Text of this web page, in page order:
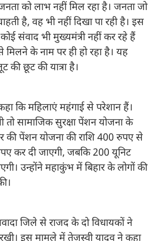
को लाभ नहीं मिल रहा है। जनता जो
है, वह भी नहीं दिखा पा रही है। इस
संवाद भी मुख्यमंत्री नहीं कर रहे हैं
के नाम पर ही हो रहा है। यह
की छूट की यात्रा है।
कि महिलाएं महंगाई से परेशान हैं।
तो सामाजिक सुरक्षा पेंशन योजना के
की पेंशन योजना की राशि 400 रुपए से
कर दी जाएगी, जबकि 200 यूनिट
उन्होंने महाकुंभ में बिहार के लोगों की
जिले से राजद के दो विधायकों ने